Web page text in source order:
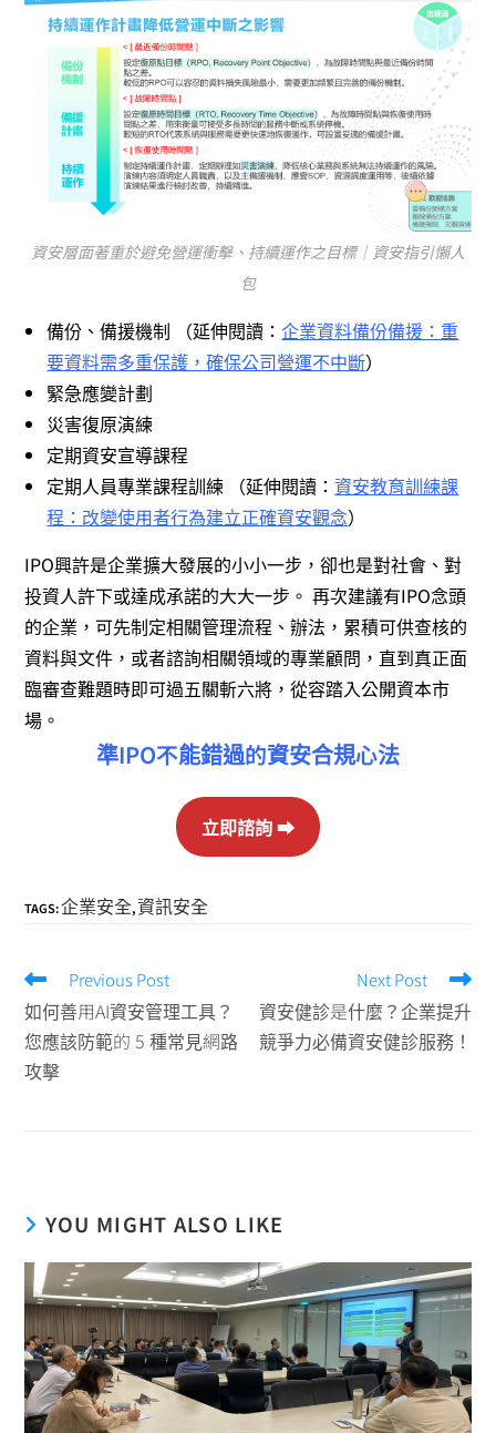
資安層面著重於避免營運衝擊、持續運作之目標｜資安指引懶人
包
備份、備援機制 （延伸閱讀：企業資料備份備援：重
要資料需多重保護，確保公司營運不中斷）
緊急應變計劃
災害復原演練
定期資安宣導課程
定期人員專業課程訓練 （延伸閱讀：資安教育訓練課
程：改變使用者行為建立正確資安觀念）
IPO興許是企業擴大發展的小小一步，卻也是對社會、對
投資人許下或達成承諾的大大一步。 再次建議有IPO念頭
的企業，可先制定相關管理流程、辦法，累積可供查核的
資料與文件，或者諮詢相關領域的專業顧問，直到真正面
臨審查難題時即可過五關斬六將，從容踏入公開資本市
場。
準IPO不能錯過的資安合規心法
立即諮詢 ⮕
TAGS:企業安全,資訊安全
Previous Post
如何善用AI資安管理工具？
您應該防範的 5 種常見網路
攻擊
Next Post
資安健診是什麼？企業提升
競爭力必備資安健診服務！
YOU MIGHT ALSO LIKE